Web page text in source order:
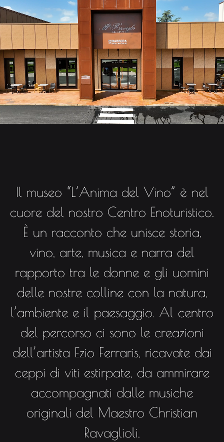
Il museo “L’Anima del Vino” è nel
cuore del nostro Centro Enoturistico.
È un racconto che unisce storia,
vino, arte, musica e narra del
rapporto tra le donne e gli uomini
delle nostre colline con la natura,
l’ambiente e il paesaggio. Al centro
del percorso ci sono le creazioni
dell’artista Ezio Ferraris, ricavate dai
ceppi di viti estirpate, da ammirare
accompagnati dalle musiche
originali del Maestro Christian
Ravaglioli.